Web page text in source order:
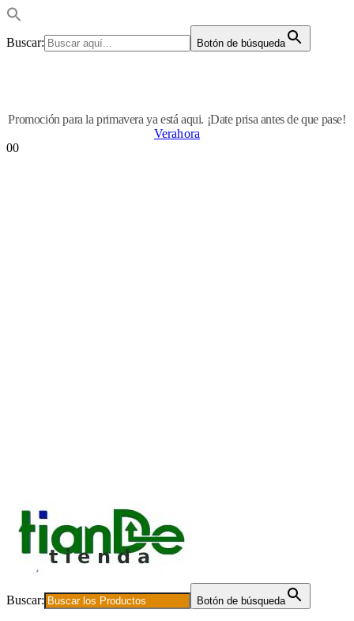
Buscar: Botón de búsqueda
Promoción para la primavera ya está aqui. ¡Date prisa antes de que pase!
Verahora
00
Buscar: Botón de búsqueda